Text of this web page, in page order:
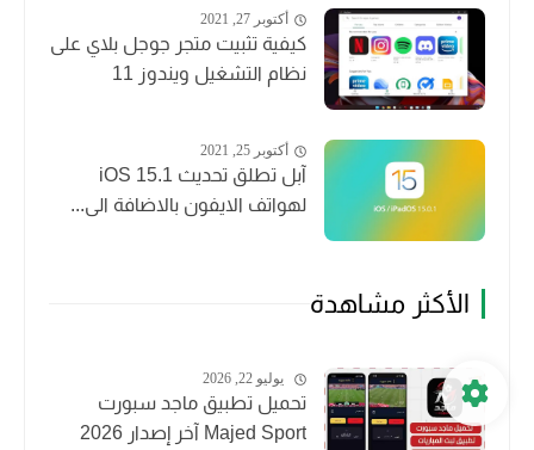
أكتوبر 27, 2021
كيفية تثبيت متجر جوجل بلاي على
نظام التشغيل ويندوز 11
أكتوبر 25, 2021
آبل تطلق تحديث iOS 15.1
لهواتف الايفون بالاضافة الى...
الأكثر مشاهدة
يوليو 22, 2026
تحميل تطبيق ماجد سبورت
Majed Sport آخر إصدار 2026